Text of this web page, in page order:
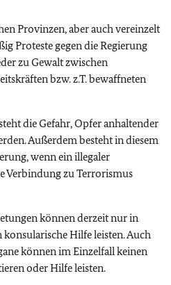
Provinzen, aber auch vereinzelt
Proteste gegen die Regierung
zu Gewalt zwischen
bzw. z.T. bewaffneten
die Gefahr, Opfer anhaltender
Außerdem besteht in diesem
wenn ein illegaler
Verbindung zu Terrorismus
können derzeit nur in
Hilfe leisten. Auch
können im Einzelfall keinen
oder Hilfe leisten.